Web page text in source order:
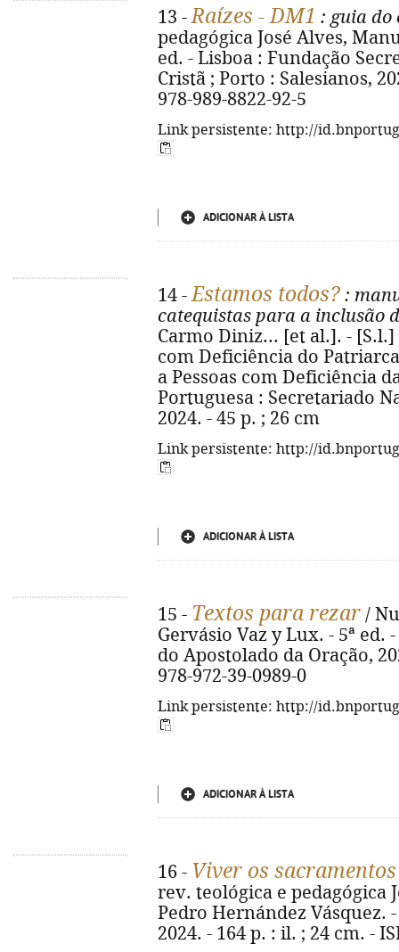
13 -Raízes - DM1 : guia do
pedagógica José Alves,
ed. - Lisboa : Fundação
Cristã ; Porto : Salesianos,
978-989-8822-92-5
Link persistente: http://
ADICIONAR À LISTA
14 -Estamos todos? :
catequistas para a inclusão
Carmo Diniz... [et al.]. - [S.l.]
com Deficiência do
a Pessoas com Deficiência
Portuguesa : Secretariado
2024. - 45 p. ; 26 cm
Link persistente: http://
ADICIONAR À LISTA
15 - Textos para rezar /
Gervásio Vaz y Lux. - 5ª ed.
do Apostolado da Oração,
978-972-39-0989-0
Link persistente: http://
ADICIONAR À LISTA
16 - Viver os
rev. teológica e pedagógica
Pedro Hernández Vásquez.
2024. - 164 p. : il. ; 24 cm. -